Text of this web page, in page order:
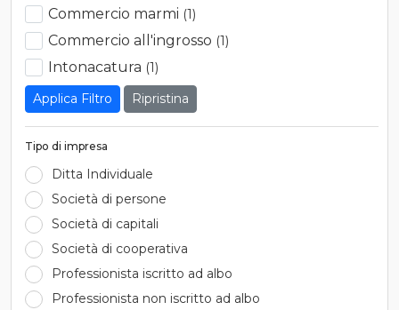
Commercio marmi (1)
Commercio all'ingrosso (1)
Intonacatura (1)
Ripristina
Tipo di impresa
Ditta Individuale
Società di persone
Società di capitali
Società di cooperativa
Professionista iscritto ad albo
Professionista non iscritto ad albo